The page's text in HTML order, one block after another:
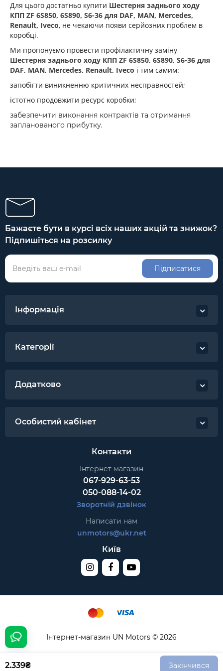
Для цього достатньо купити Шестерня заднього ходу
КПП ZF 6S850, 6S890, S6-36 для DAF, MAN, Mercedes,
Renault, Iveco, не чекаючи появи серйозних проблем в
коробці.
Ми пропонуємо провести профілактичну заміну
Шестерня заднього ходу КПП ZF 6S850, 6S890, S6-36 для
DAF, MAN, Mercedes, Renault, Iveco і тим самим:
запобігти виникненню критичних несправностей;
істотно продовжити ресурс коробки;
забезпечити виконання контрактів та отримання
запланованого прибутку.
2.339₴ Закінчився
Бажаєте бути в курсі всіх наших акцій та знижок?
Підпишіться на розсилку
Підписатися
Інформація
Категорії
Додатково
Особистий кабінет
Контакти
Інтернет магазин
067-929-63-53
050-088-14-02
Зворотній дзвінок
Написати нам
unmotors@ukr.net
Київ
Інтернет-магазин UN Motors © 2026